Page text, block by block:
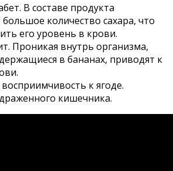
В составе продукта
большое количество сахара, что
его уровень в крови.
Проникая внутрь организма,
в бананах, приводят к
к ягоде.
кишечника.